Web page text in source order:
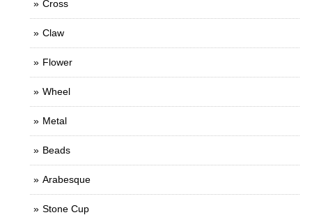
Cross
Claw
Flower
Wheel
Metal
Beads
Arabesque
Stone Cup